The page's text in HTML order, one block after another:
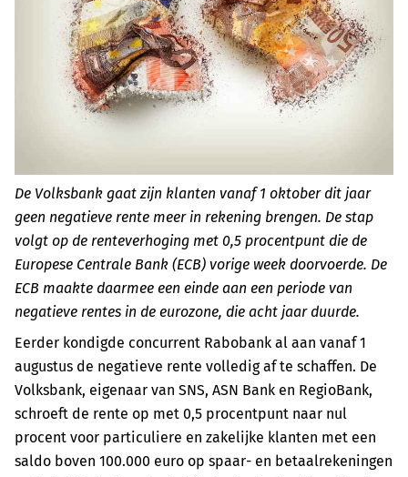
De Volksbank gaat zijn klanten vanaf 1 oktober dit jaar
geen negatieve rente meer in rekening brengen. De stap
volgt op de renteverhoging met 0,5 procentpunt die de
Europese Centrale Bank (ECB) vorige week doorvoerde. De
ECB maakte daarmee een einde aan een periode van
negatieve rentes in de eurozone, die acht jaar duurde.
Eerder kondigde concurrent Rabobank al aan vanaf 1
augustus de negatieve rente volledig af te schaffen. De
Volksbank, eigenaar van SNS, ASN Bank en RegioBank,
schroeft de rente op met 0,5 procentpunt naar nul
procent voor particuliere en zakelijke klanten met een
saldo boven 100.000 euro op spaar- en betaalrekeningen